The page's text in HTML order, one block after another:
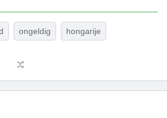
ongeldig hongarije